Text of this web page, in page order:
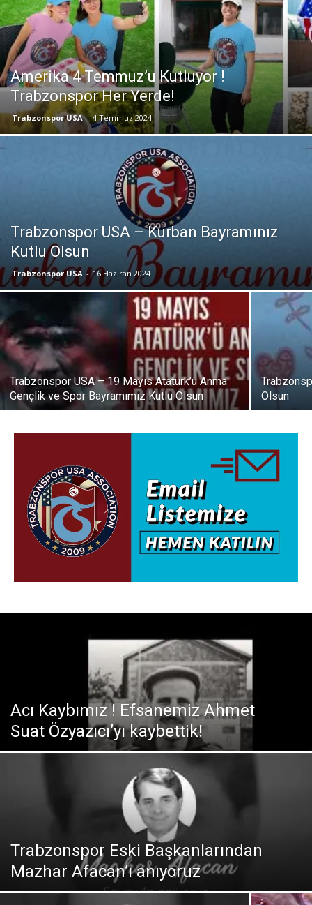
Amerika 4 Temmuz’u Kutluyor !
Trabzonspor Her Yerde!
Trabzonspor USA - 4 Temmuz 2024
Trabzonspor USA – Kurban Bayramınız
Kutlu Olsun
Trabzonspor USA - 16 Haziran 2024
Trabzonspor USA – 19 Mayıs Atatürk’ü Anma
Gençlik ve Spor Bayramımız Kutlu Olsun
Olsun
Acı Kaybımız ! Efsanemiz Ahmet
Suat Özyazıcı’yı kaybettik!
Trabzonspor Eski Başkanlarından
Mazhar Afacan’ı anıyoruz